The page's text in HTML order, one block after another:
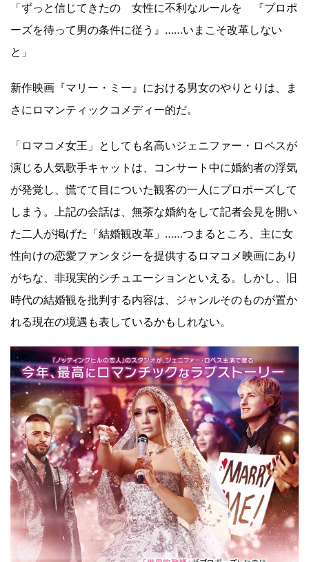
「ずっと信じてきたの 女性に不利なルールを 『プロポ
ーズを待って男の条件に従う』……いまこそ改革しない
と」
新作映画『マリー・ミー』における男女のやりとりは、ま
さにロマンティックコメディー的だ。
「ロマコメ女王」としても名高いジェニファー・ロペスが
演じる人気歌手キャットは、コンサート中に婚約者の浮気
が発覚し、慌てて目についた観客の一人にプロポーズして
しまう。上記の会話は、無茶な婚約をして記者会見を開い
た二人が掲げた「結婚観改革」……つまるところ、主に女
性向けの恋愛ファンタジーを提供するロマコメ映画にあり
がちな、非現実的シチュエーションといえる。しかし、旧
時代の結婚観を批判する内容は、ジャンルそのものが置か
れる現在の境遇も表しているかもしれない。